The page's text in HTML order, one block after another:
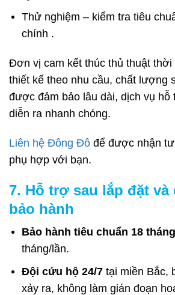
Thử nghiệm – kiểm tra tiêu
chính .
Đơn vị cam kết thúc thủ thuật thời
thiết kế theo nhu cầu, chất lượng
được đảm bảo lâu dài, dịch vụ hỗ
diễn ra nhanh chóng.
Liên hệ Đông Đô để được nhận
phụ hợp với bạn.
7. Hỗ trợ sau lắp đặt và
bảo hành
Bảo hành tiêu chuẩn 18 tháng
tháng/lần.
Đội cứu hộ 24/7tại miền Bắc,
xảy ra, không làm gián đoạn